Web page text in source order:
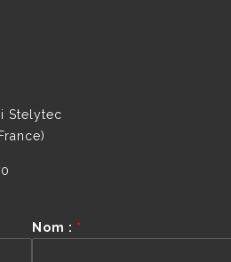
Stelytec
Nom : *